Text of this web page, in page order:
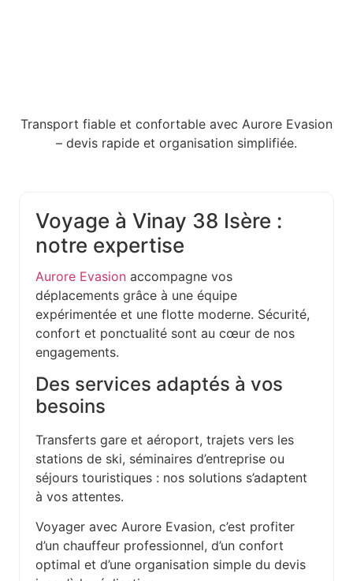
Transport fiable et confortable avec Aurore Evasion
– devis rapide et organisation simplifiée.
Voyage à Vinay 38 Isère :
notre expertise
Aurore Evasion accompagne vos
déplacements grâce à une équipe
expérimentée et une flotte moderne. Sécurité,
confort et ponctualité sont au cœur de nos
engagements.
Des services adaptés à vos
besoins
Transferts gare et aéroport, trajets vers les
stations de ski, séminaires d’entreprise ou
séjours touristiques : nos solutions s’adaptent
à vos attentes.
Voyager avec Aurore Evasion, c’est profiter
d’un chauffeur professionnel, d’un confort
optimal et d’une organisation simple du devis